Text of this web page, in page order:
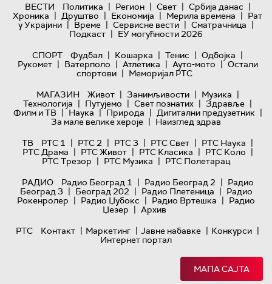
ВЕСТИ Политика | Регион | Свет | Србија данас |
Хроника | Друштво | Економија | Мерила времена | Рат
у Украјини | Време | Сервисне вести | Сматрачница |
Подкаст | ЕУ могућности 2026
СПОРТ
Фудбал | Кошарка | Тенис | Одбојка |
Рукомет | Ватерполо | Атлетика | Ауто-мото | Остали
спортови | Меморијал РТС
МАГАЗИН
Живот | Занимљивости | Музика |
Технологијa | Путујемо | Свет познатих | Здравље |
Филм и ТВ | Наука | Природа | Дигитални предузетник |
За мале велике хероје | Наизглед здрав
ТВ
РТС 1 | РТС 2 | РТС 3 | РТС Свет | РТС Наука |
РТС Драма | РТС Живот | РТС Класика | РТС Коло |
РТС Трезор | РТС Музика | РТС Полетарац
РАДИО
Радио Београд 1 | Радио Београд 2 | Радио
Београд 3 | Београд 202 | Радио Плетеница | Радио
Рокенролер | Радио Џубокс | Радио Вртешка | Радио
Џезер | Архив
РТС
Контакт | Маркетинг | Јавне набавке | Конкурси |
Интернет портал
МАПА САЈТА